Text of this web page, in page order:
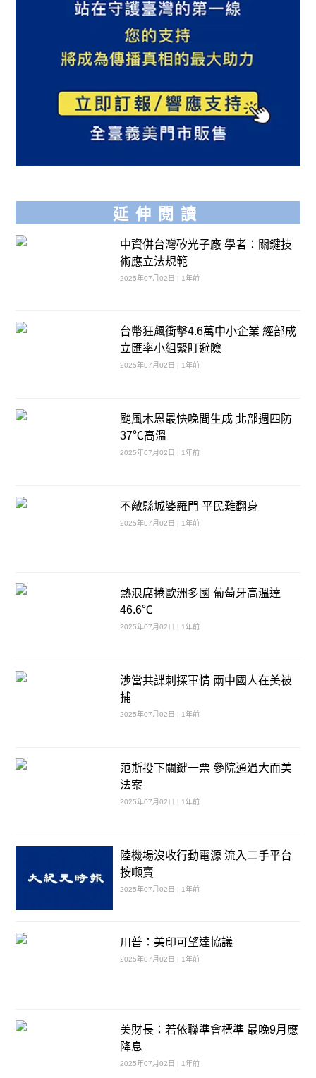
延伸閱讀
中資併台灣矽光子廠 學者：關鍵技
術應立法規範
2025年07月02日 | 1年前
台幣狂飆衝擊4.6萬中小企業 經部成
立匯率小組緊盯避險
2025年07月02日 | 1年前
颱風木恩最快晚間生成 北部週四防
37℃高溫
2025年07月02日 | 1年前
不敵縣城婆羅門 平民難翻身
2025年07月02日 | 1年前
熱浪席捲歐洲多國 葡萄牙高溫達
46.6℃
2025年07月02日 | 1年前
涉當共諜刺探軍情 兩中國人在美被
捕
2025年07月02日 | 1年前
范斯投下關鍵一票 參院通過大而美
法案
2025年07月02日 | 1年前
陸機場沒收行動電源 流入二手平台
按噸賣
2025年07月02日 | 1年前
川普：美印可望達協議
2025年07月02日 | 1年前
美財長：若依聯準會標準 最晚9月應
降息
2025年07月02日 | 1年前